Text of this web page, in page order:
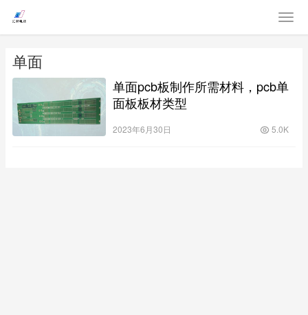
单面
单面pcb板制作所需材料，pcb单
面板板材类型
2023年6月30日 5.0K